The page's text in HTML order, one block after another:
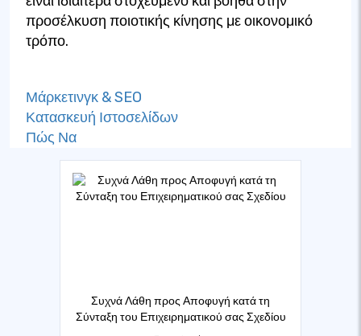
προσέλκυση ποιοτικής κίνησης με οικονομικό
τρόπο.
Μάρκετινγκ & SEO
Κατασκευή Ιστοσελίδων
Πώς Να
Συχνά Λάθη προς Αποφυγή κατά τη
Σύνταξη του Επιχειρηματικού σας Σχεδίου